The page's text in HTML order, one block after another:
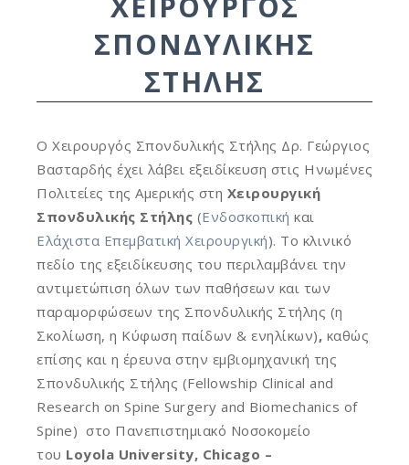
ΣΠΟΝΔΥΛΙΚΉΣ
ΣΤΉΛΗΣ
Ο Χειρουργός Σπονδυλικής Στήλης Δρ. Γεώργιος
Βασταρδής έχει λάβει εξειδίκευση στις Ηνωμένες
Πολιτείες της Αμερικής στη Χειρουργική
Σπονδυλικής Στήλης (Ενδοσκοπική και
Ελάχιστα Επεμβατική Χειρουργική). Το κλινικό
πεδίο της εξειδίκευσης του περιλαμβάνει την
αντιμετώπιση όλων των παθήσεων και των
παραμορφώσεων της Σπονδυλικής Στήλης (η
Σκολίωση, η Κύφωση παίδων & ενηλίκων), καθώς
επίσης και η έρευνα στην εμβιομηχανική της
Σπονδυλικής Στήλης (Fellowship Clinical and
Research on Spine Surgery and Biomechanics of
Spine) στο Πανεπιστημιακό Νοσοκομείο
του Loyola University, Chicago –